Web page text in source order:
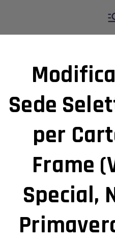
Sede
per
Frame
Special,